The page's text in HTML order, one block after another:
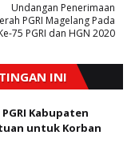
Undangan Penerimaan
PGRI Magelang Pada
75 PGRI dan HGN 2020
INI
Kabupaten
untuk Korban